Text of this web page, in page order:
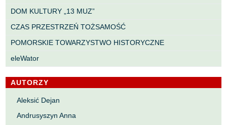
DOM KULTURY „13 MUZ”
CZAS PRZESTRZEŃ TOŻSAMOŚĆ
POMORSKIE TOWARZYSTWO HISTORYCZNE
eleWator
AUTORZY
Aleksić Dejan
Andrusyszyn Anna